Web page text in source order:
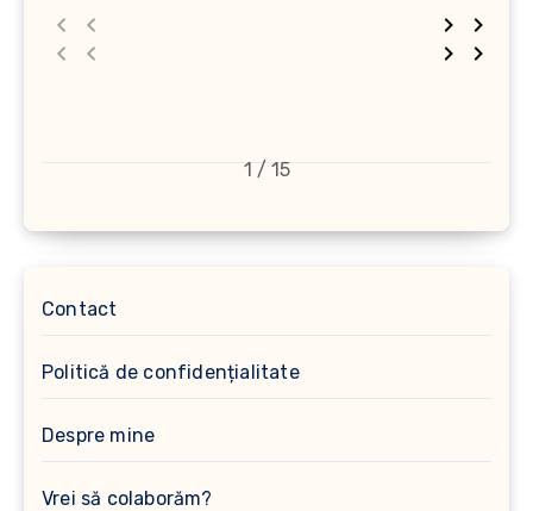
1 / 15
Contact
Politică de confidențialitate
Despre mine
Vrei să colaborăm?